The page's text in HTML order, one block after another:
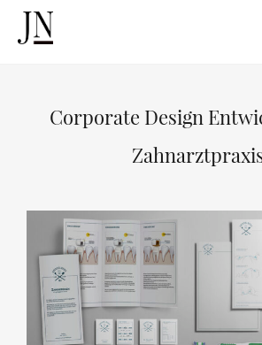
Corporate Design